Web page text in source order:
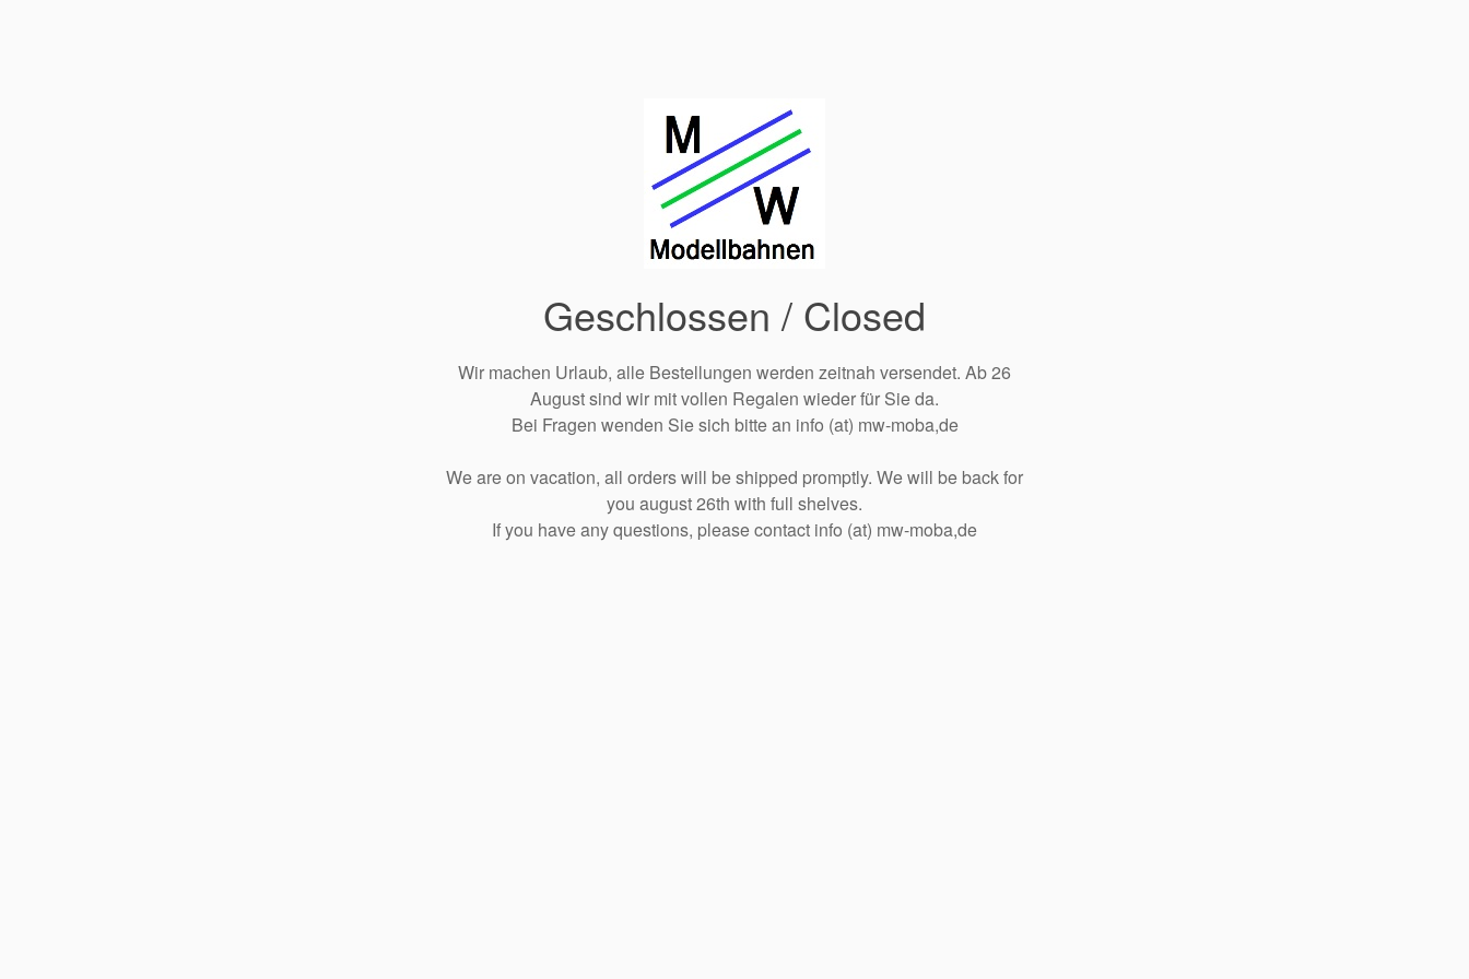
Geschlossen / Closed
Wir machen Urlaub, alle Bestellungen werden zeitnah versendet. Ab 26
August sind wir mit vollen Regalen wieder für Sie da.
Bei Fragen wenden Sie sich bitte an info (at) mw-moba,de
We are on vacation, all orders will be shipped promptly. We will be back for
you august 26th with full shelves.
If you have any questions, please contact info (at) mw-moba,de